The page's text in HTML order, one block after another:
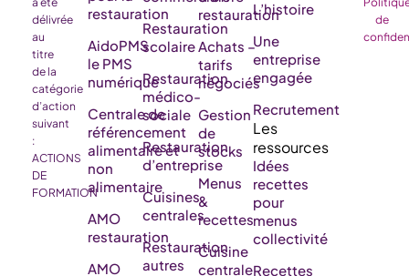
délivrée
au
titre
de la
catégorie
d’action
suivant
:
ACTIONS
DE
FORMATION
restauration
AidoPMS
le PMS
numérique
Centrale de
référencement
alimentaire et
non
alimentaire
AMO
restauration
AMO
Restauration
scolaire
Restauration
médico-
sociale
Restauration
d’entreprise
Cuisines
centrales
Restauration
autres
restauration
Achats –
tarifs
négociés
Gestion
de
stocks
Menus
&
recettes
Cuisine
centrale
L’histoire
Une
entreprise
engagée
Recrutement
Idées
recettes
pour
menus
collectivité
Recettes
de